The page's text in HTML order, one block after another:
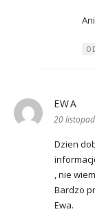
EWA
20
Dzien
, nie
Bardzo
Ewa.